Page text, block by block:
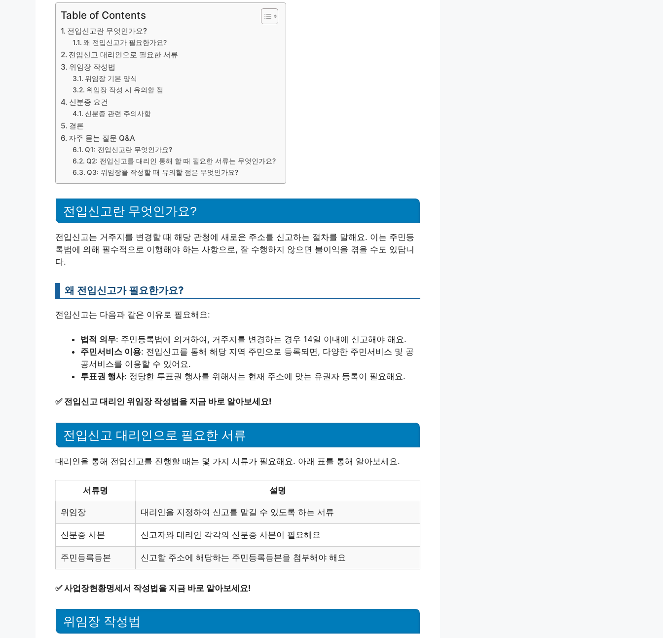
Table of Contents
전입신고란 무엇인가요?
왜 전입신고가 필요한가요?
전입신고 대리인으로 필요한 서류
위임장 작성법
위임장 기본 양식
위임장 작성 시 유의할 점
신분증 요건
신분증 관련 주의사항
결론
자주 묻는 질문 Q&A
Q1: 전입신고란 무엇인가요?
Q2: 전입신고를 대리인 통해 할 때 필요한 서류는 무엇인가요?
Q3: 위임장을 작성할 때 유의할 점은 무엇인가요?
전입신고란 무엇인가요?
전입신고는 거주지를 변경할 때 해당 관청에 새로운 주소를 신고하는 절차를 말해요. 이는 주민등
록법에 의해 필수적으로 이행해야 하는 사항으로, 잘 수행하지 않으면 불이익을 겪을 수도 있답니
다.
왜 전입신고가 필요한가요?
전입신고는 다음과 같은 이유로 필요해요:
법적 의무: 주민등록법에 의거하여, 거주지를 변경하는 경우 14일 이내에 신고해야 해요.
주민서비스 이용: 전입신고를 통해 해당 지역 주민으로 등록되면, 다양한 주민서비스 및 공
공서비스를 이용할 수 있어요.
투표권 행사: 정당한 투표권 행사를 위해서는 현재 주소에 맞는 유권자 등록이 필요해요.
✅ 전입신고 대리인 위임장 작성법을 지금 바로 알아보세요!
전입신고 대리인으로 필요한 서류
대리인을 통해 전입신고를 진행할 때는 몇 가지 서류가 필요해요. 아래 표를 통해 알아보세요.
서류명 설명
위임장 대리인을 지정하여 신고를 맡길 수 있도록 하는 서류
신분증 사본 신고자와 대리인 각각의 신분증 사본이 필요해요
주민등록등본 신고할 주소에 해당하는 주민등록등본을 첨부해야 해요
✅사업장현황명세서 작성법을 지금 바로 알아보세요!
위임장 작성법